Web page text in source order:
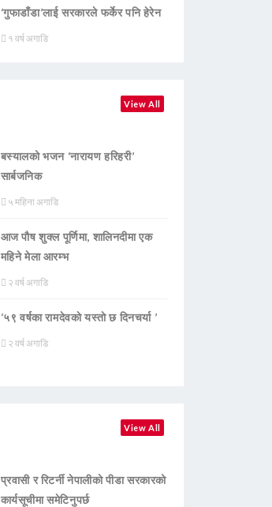
‘गुफाडाँडा’लाई सरकारले फर्केर पनि हेरेन
१ वर्ष अगाडि
View All
बस्यालको भजन ‘नारायण हरिहरी’
सार्बजनिक
५ महिना अगाडि
आज पौष शुक्ल पूर्णिमा, शालिनदीमा एक
महिने मेला आरम्भ
२ वर्ष अगाडि
‘५९ वर्षका रामदेवकाे यस्ताे छ दिनचर्या ’
२ वर्ष अगाडि
View All
प्रवासी र रिटर्नी नेपालीको पीडा सरकारको
कार्यसूचीमा समेटिनुपर्छ